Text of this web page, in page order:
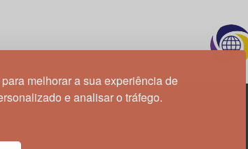
melhorar a sua experiência de
e analisar o tráfego.